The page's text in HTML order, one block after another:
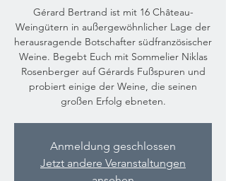
Gérard Bertrand ist mit 16 Château-
Weingütern in außergewöhnlicher Lage der
herausragende Botschafter südfranzösischer
Weine. Begebt Euch mit Sommelier Niklas
Rosenberger auf Gérards Fußspuren und
probiert einige der Weine, die seinen
großen Erfolg ebneten.
Anmeldung geschlossen
Jetzt andere Veranstaltungen